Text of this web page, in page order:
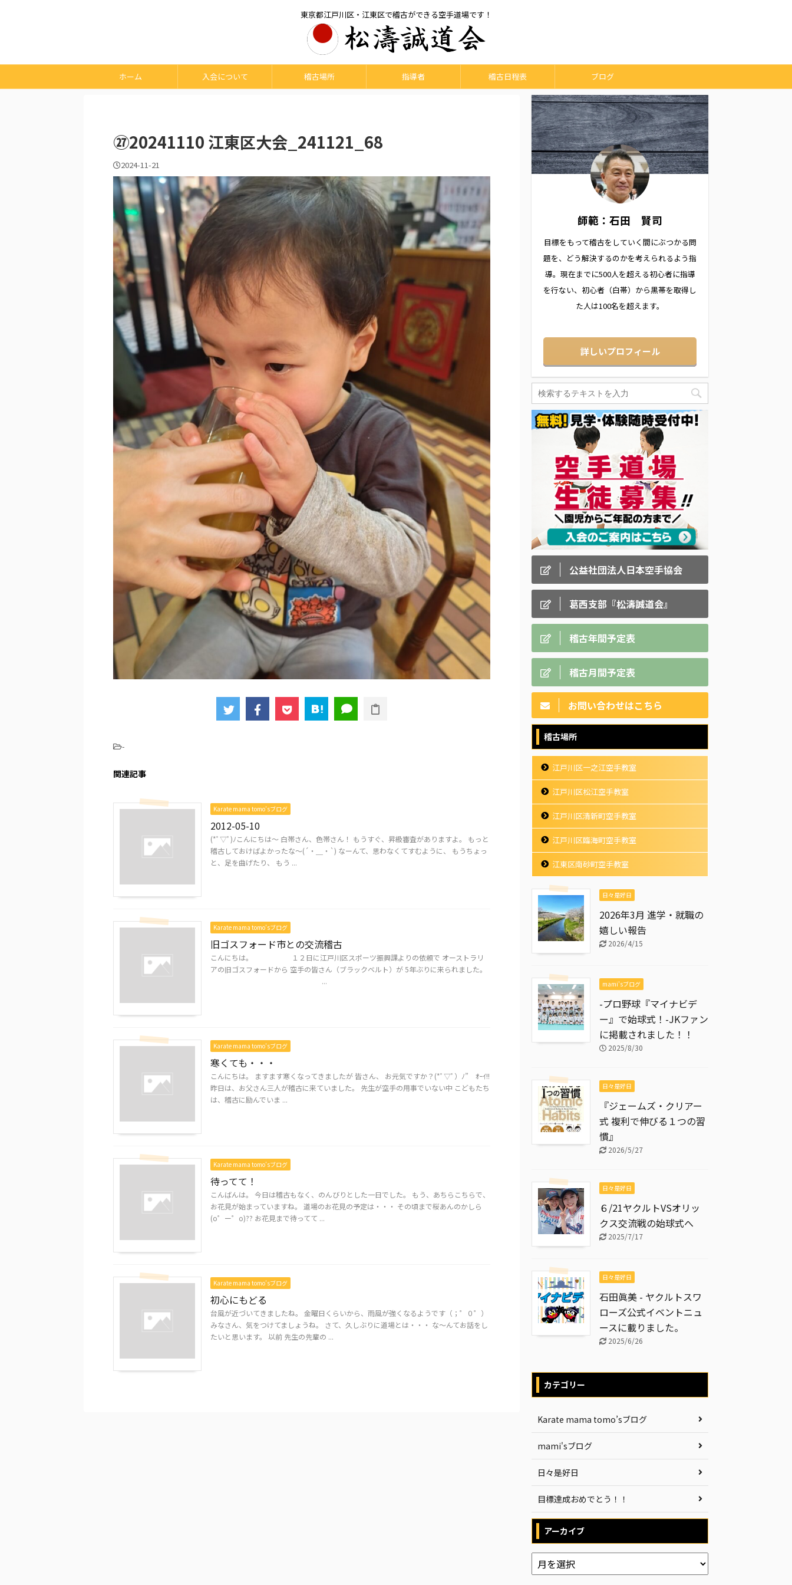
東京都江戸川区・江東区で稽古ができる空手道場です！
ホーム 入会について 稽古場所 指導者 稽古日程表 ブログ
㉗20241110 江東区大会_241121_68
2024-11-21
-
関連記事
Karate mama tomo’sブログ
2012-05-10
(*ﾟ▽ﾟ)ﾉこんにちは～ 白帯さん、色帯さん！ もうすぐ、昇級審査がありますよ。 もっと
稽古しておけばよかったな～(´・＿・`) なーんて、思わなくてすむように、 もうちょっ
と、足を曲げたり、 もう ...
Karate mama tomo’sブログ
旧ゴスフォード市との交流稽古
こんにちは。 １２日に江戸川区スポーツ振興課よりの依頼で オーストラリ
アの旧ゴスフォードから 空手の皆さん（ブラックベルト）が 5年ぶりに来られました。
...
Karate mama tomo’sブログ
寒くても・・・
こんにちは。 ますます寒くなってきましたが 皆さん、 お元気ですか？(*ﾟ▽ﾟ）ﾉ” ｵｰｲ!!
昨日は、お父さん三人が稽古に来ていました。 先生が空手の用事でいない中 こどもたち
は、稽古に励んでいま ...
Karate mama tomo’sブログ
待ってて！
こんばんは。 今日は稽古もなく、のんびりとした一日でした。 もう、あちらこちらで、
お花見が始まっていますね。 道場のお花見の予定は・・・ その頃まで桜あんのかしら
(o゜ー゜o)?? お花見まで待ってて ...
Karate mama tomo’sブログ
初心にもどる
台風が近づいてきましたね。 金曜日くらいから、雨風が強くなるようです（；゜０゜）
みなさん、気をつけてましょうね。 さて、久しぶりに道場とは・・・ な～んてお話をし
たいと思います。 以前 先生の先輩の ...
師範：石田 賢司
目標をもって稽古をしていく間にぶつかる問
題を、どう解決するのかを考えられるよう指
導。現在までに500人を超える初心者に指導
を行ない、初心者（白帯）から黒帯を取得し
た人は100名を超えます。
詳しいプロフィール
公益社団法人日本空手協会
葛西支部『松濤誠道会』
稽古年間予定表
稽古月間予定表
お問い合わせはこちら
稽古場所
江戸川区一之江空手教室
江戸川区松江空手教室
江戸川区清新町空手教室
江戸川区臨海町空手教室
江東区南砂町空手教室
日々是好日
2026年3月 進学・就職の
嬉しい報告
2026/4/15
mami'sブログ
-プロ野球『マイナビデ
ー』で始球式！-JKファン
に掲載されました！！
2025/8/30
日々是好日
『ジェームズ・クリアー
式 複利で伸びる１つの習
慣』
2026/5/27
日々是好日
６/21ヤクルトVSオリッ
クス交流戦の始球式へ
2025/7/17
日々是好日
石田眞美 - ヤクルトスワ
ローズ公式イベントニュ
ースに載りました。
2025/6/26
カテゴリー
Karate mama tomo’sブログ
mami'sブログ
日々是好日
目標達成おめでとう！！
アーカイブ